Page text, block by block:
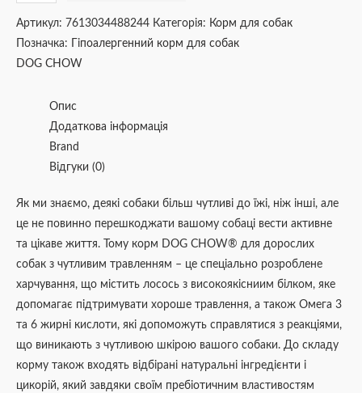
Артикул: 7613034488244 Категорія: Корм для собак
Позначка:
Гіпоалергенний корм для собак
DOG CHOW
Опис
Додаткова інформація
Brand
Відгуки (0)
Як ми знаємо, деякі собаки більш чутливі до їжі, ніж інші, але
це не повинно перешкоджати вашому собаці вести активне
та цікаве життя. Тому корм DOG CHOW® для дорослих
собак з чутливим травленням – це спеціально розроблене
харчування, що містить лосось з високоякісниим білком, яке
допомагає підтримувати хороше травлення, а також Омега 3
та 6 жирні кислоти, які допоможуть справлятися з реакціями,
що виникають з чутливою шкірою вашого собаки. До складу
корму також входять відбірані натуральні інгредієнти і
цикорій, який завдяки своїм пребіотичним властивостям